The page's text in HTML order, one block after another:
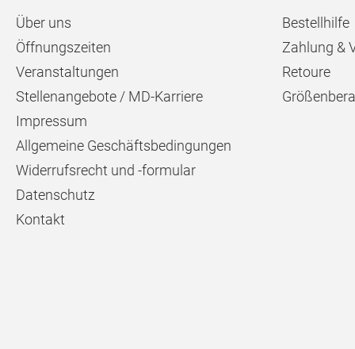
Über uns
Öffnungszeiten
Veranstaltungen
Stellenangebote / MD-Karriere
Impressum
Allgemeine Geschäftsbedingungen
Widerrufsrecht und -formular
Datenschutz
Kontakt
Bestellhilfe
Zahlung &
Retoure